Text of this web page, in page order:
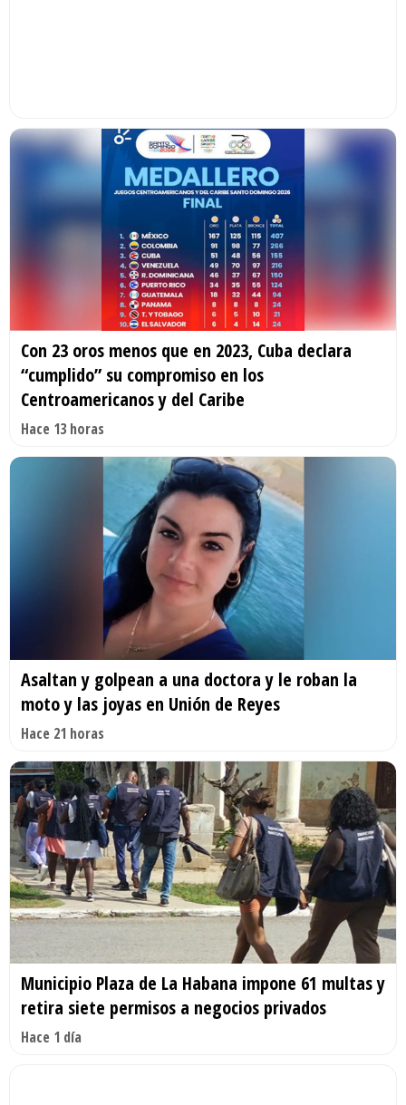
Con 23 oros menos que en 2023, Cuba declara
“cumplido” su compromiso en los
Centroamericanos y del Caribe
Hace 13 horas
Asaltan y golpean a una doctora y le roban la
moto y las joyas en Unión de Reyes
Hace 21 horas
Municipio Plaza de La Habana impone 61 multas y
retira siete permisos a negocios privados
Hace 1 día